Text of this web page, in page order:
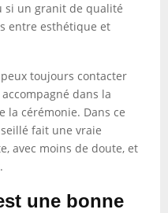
si un granit de qualité
entre esthétique et
toujours contacter
dans la
la cérémonie. Dans ce
fait une vraie
avec moins de doute, et
une bonne